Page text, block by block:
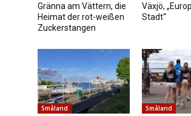
Gränna am Vättern, die
Heimat der rot-weißen
Zuckerstangen
Växjö,
Stadt“
Småland Småland